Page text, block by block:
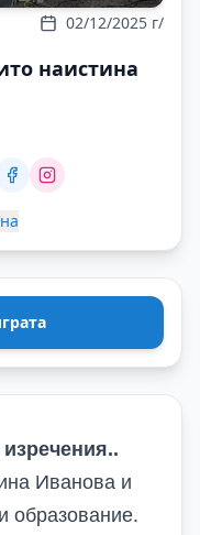
02/12/2025 г/
наистина
..
Иванова и
образование.